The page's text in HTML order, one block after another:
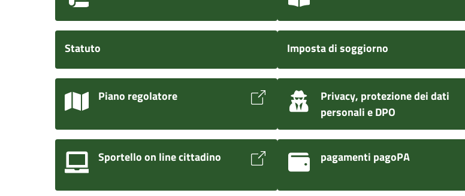
Statuto Imposta di soggiorno
Piano regolatore
Privacy, protezione dei dati
personali e DPO
Sportello on line cittadino pagamenti pagoPA